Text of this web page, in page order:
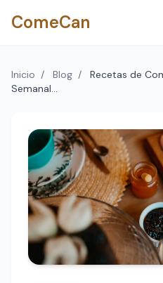
ComeCan
Inicio / Blog /
Recetas de
Semanal...